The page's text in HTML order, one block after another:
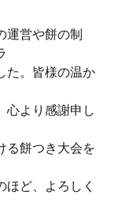
運営や餅の制
た。皆様の温か
心より感謝申し
る餅つき大会を
ど、よろしく